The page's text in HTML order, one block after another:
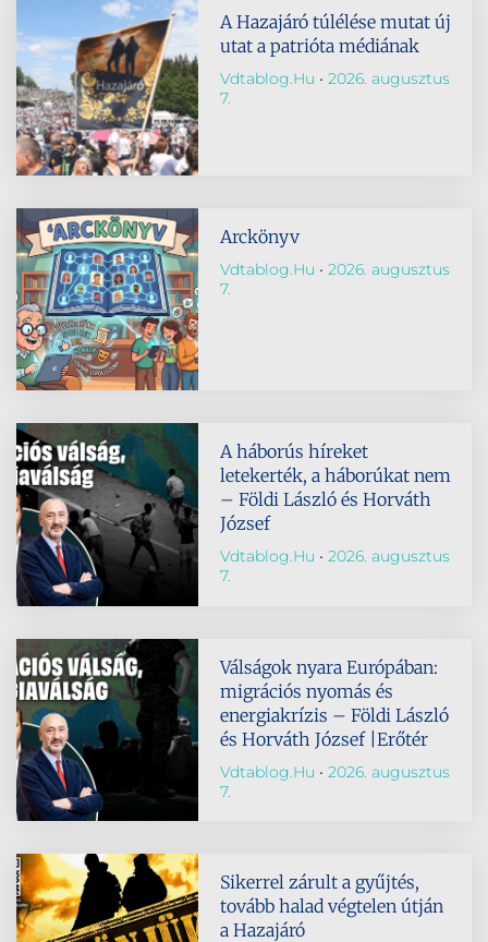
A Hazajáró túlélése mutat új
utat a patrióta médiának
Vdtablog.hu
2026. augusztus
7.
Arckönyv
Vdtablog.hu
2026. augusztus
7.
A háborús híreket
letekerték, a háborúkat nem
– Földi László és Horváth
József
Vdtablog.hu
2026. augusztus
7.
Válságok nyara Európában:
migrációs nyomás és
energiakrízis – Földi László
és Horváth József |Erőtér
Vdtablog.hu
2026. augusztus
7.
Sikerrel zárult a gyűjtés,
tovább halad végtelen útján
a Hazajáró